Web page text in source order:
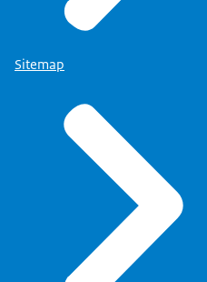
Sitemap